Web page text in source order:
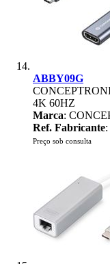
ABBY09G
4K 60HZ
Marca:
Ref. Fabricante
Preço sob consulta